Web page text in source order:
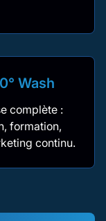
Wash
complète :
formation,
continu.